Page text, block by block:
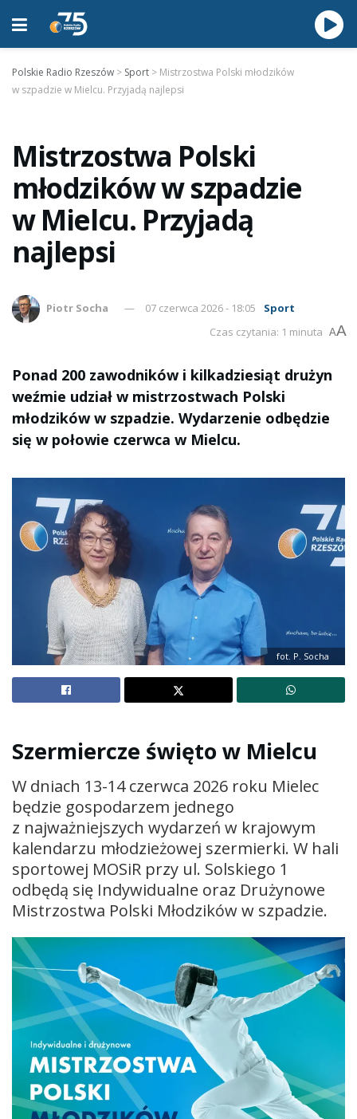
Polskie Radio Rzeszów > Sport > Mistrzostwa Polski młodzików
w szpadzie w Mielcu. Przyjadą najlepsi
Mistrzostwa Polski
młodzików w szpadzie
w Mielcu. Przyjadą
najlepsi
Piotr Socha 07 czerwca 2026 - 18:05
Sport
Czas czytania: 1 minuta AA
Ponad 200 zawodników i kilkadziesiąt drużyn
weźmie udział w mistrzostwach Polski
młodzików w szpadzie. Wydarzenie odbędzie
się w połowie czerwca w Mielcu.
fot. P. Socha
Szermiercze święto w Mielcu
W dniach 13-14 czerwca 2026 roku Mielec
będzie gospodarzem jednego
z najważniejszych wydarzeń w krajowym
kalendarzu młodzieżowej szermierki. W hali
sportowej MOSiR przy ul. Solskiego 1
odbędą się Indywidualne oraz Drużynowe
Mistrzostwa Polski Młodzików w szpadzie.